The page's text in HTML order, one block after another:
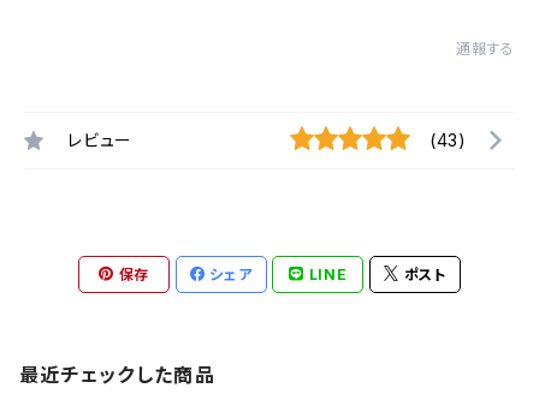
通報する
レビュー (43)
保存 シェア LINE ポスト
最近チェックした商品